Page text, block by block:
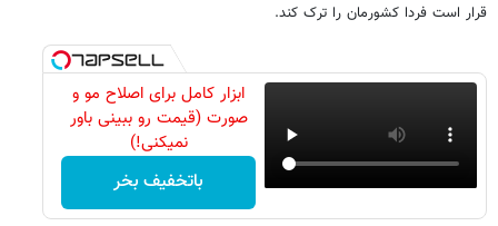
قرار است فردا کشورمان را ترک کند.
ابزار کامل برای اصلاح مو و
صورت (قیمت رو ببینی باور
نمیکنی!)
باتخفیف بخر